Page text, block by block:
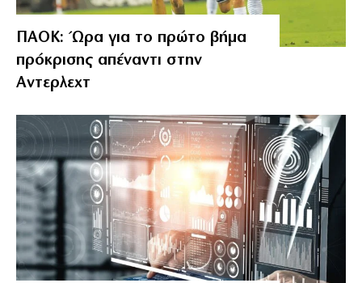
ΠΑΟΚ: Ώρα για το πρώτο βήμα
πρόκρισης απέναντι στην
Αντερλεχτ